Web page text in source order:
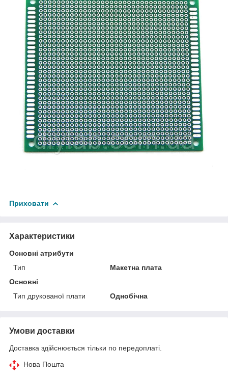
Приховати
Характеристики
Основні атрибути
Тип
Макетна плата
Основні
Тип друкованої плати
Однобічна
Умови доставки
Доставка здійснюється тільки по передоплаті.
Нова Пошта